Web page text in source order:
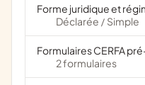
Forme juridique et
Déclarée / Simple
Formulaires CERFA
2 formulaires